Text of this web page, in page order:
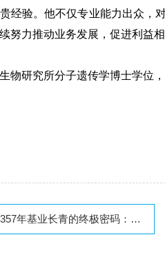
经验。他不仅专业能力出众，
努力推动业务发展，促进利益
物研究所分子遗传学博士学位
青的终极密码：点燃创新火花，提升人类福祉